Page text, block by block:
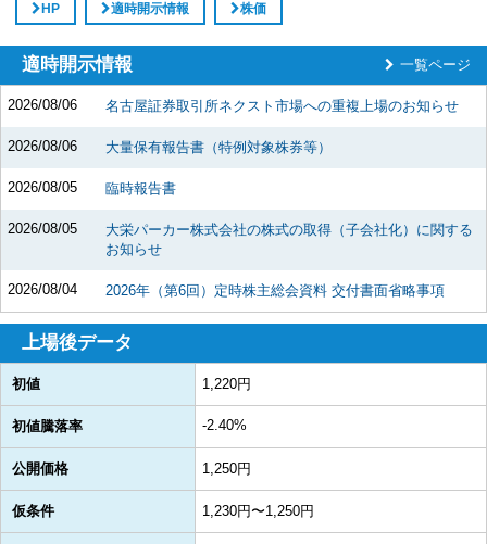
HP 適時開示情報 株価
適時開示情報 一覧ページ
2026/08/06 名古屋証券取引所ネクスト市場への重複上場のお知らせ
2026/08/06 大量保有報告書（特例対象株券等）
2026/08/05 臨時報告書
2026/08/05
大栄パーカー株式会社の株式の取得（子会社化）に関する
お知らせ
2026/08/04 2026年（第6回）定時株主総会資料 交付書面省略事項
上場後データ
初値 1,220円
初値騰落率 -2.40%
公開価格 1,250円
仮条件 1,230円〜1,250円